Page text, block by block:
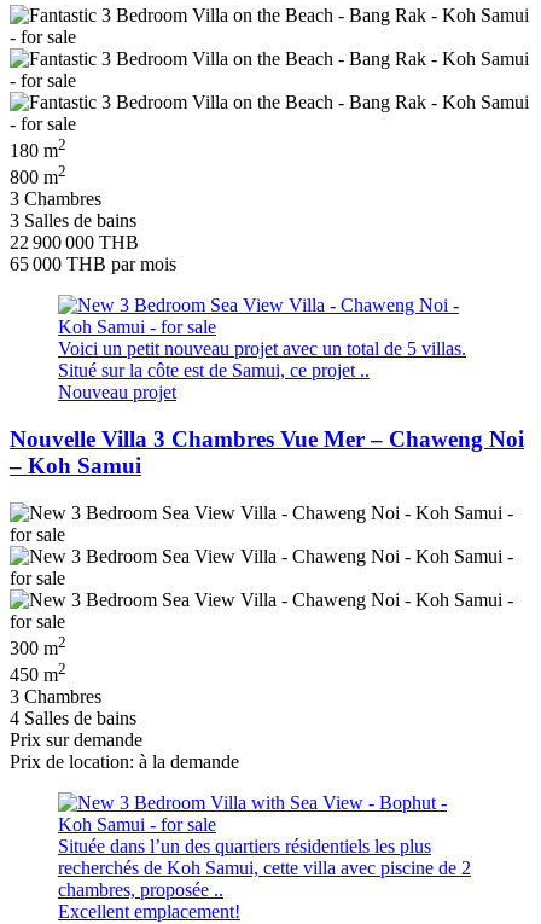
180 m2
800 m2
3 Chambres
3 Salles de bains
22 900 000 THB
65 000 THB par mois
Voici un petit nouveau projet avec un total de 5 villas.
Situé sur la côte est de Samui, ce projet ..
Nouveau projet
Nouvelle Villa 3 Chambres Vue Mer – Chaweng Noi
– Koh Samui
300 m2
450 m2
3 Chambres
4 Salles de bains
Prix ​​sur demande
Prix de location: à la demande
Située dans l’un des quartiers résidentiels les plus
recherchés de Koh Samui, cette villa avec piscine de 2
chambres, proposée ..
Excellent emplacement!